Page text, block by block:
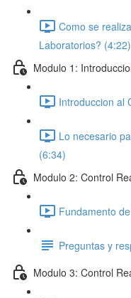
Como se
Laboratorios? (4:22)
Modulo 1:
Introduccion al
Lo necesario
(6:34)
Modulo 2: Control
Fundamento
Preguntas y
Modulo 3: Control